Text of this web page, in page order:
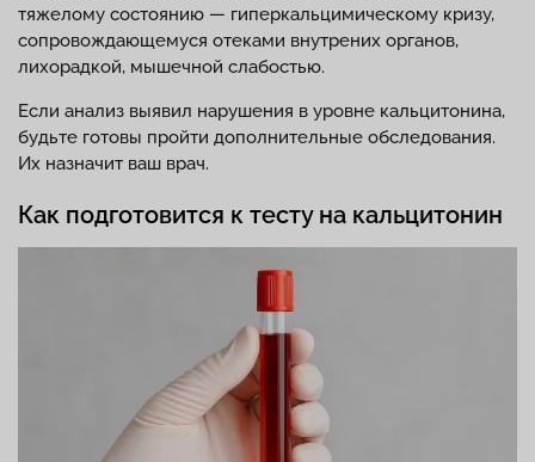
тяжелому состоянию — гиперкальцимическому кризу,
сопровождающемуся отеками внутрених органов,
лихорадкой, мышечной слабостью.
Если анализ выявил нарушения в уровне кальцитонина,
будьте готовы пройти дополнительные обследования.
Их назначит ваш врач.
Как подготовится к тесту на кальцитонин